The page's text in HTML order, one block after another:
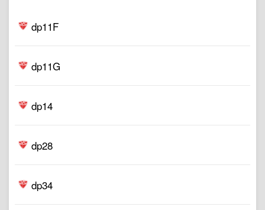
dp11F
dp11G
dp14
dp28
dp34